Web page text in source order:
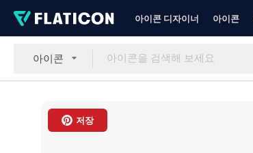
아이콘 디자이너 아이콘
아이콘
저장